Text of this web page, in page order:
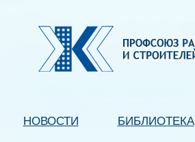
НОВОСТИ БИБЛИОТЕКА